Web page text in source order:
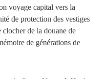
voyage capital vers la
de protection des vestiges
de la douane de
de générations de